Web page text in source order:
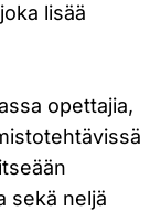
lisää
opettajia,
sekä neljä